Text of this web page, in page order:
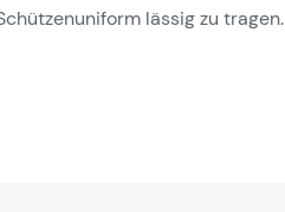
lässig zu tragen.